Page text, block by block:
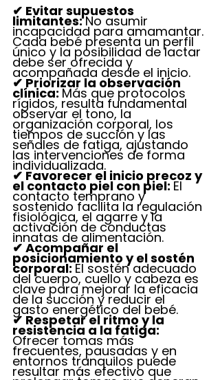
✔ Evitar supuestos
limitantes: No asumir
incapacidad para amamantar.
Cada bebé presenta un perfil
único y la posibilidad de lactar
debe ser ofrecida y
acompañada desde el inicio.
✔ Priorizar la observación
clínica: Más que protocolos
rígidos, resulta fundamental
observar el tono, la
organización corporal, los
tiempos de succión y las
señales de fatiga, ajustando
las intervenciones de forma
individualizada.
✔ Favorecer el inicio precoz y
el contacto piel con piel: El
contacto temprano y
sostenido facilita la regulación
fisiológica, el agarre y la
activación de conductas
innatas de alimentación.
✔ Acompañar el
posicionamiento y el sostén
corporal: El sostén adecuado
del cuerpo, cuello y cabeza es
clave para mejorar la eficacia
de la succión y reducir el
gasto energético del bebé.
✔ Respetar el ritmo y la
resistencia a la fatiga:
Ofrecer tomas más
frecuentes, pausadas y en
entornos tranquilos puede
resultar más efectivo que